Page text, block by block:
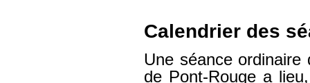
Calendrier des
Une séance ordinaire
de Pont-Rouge a